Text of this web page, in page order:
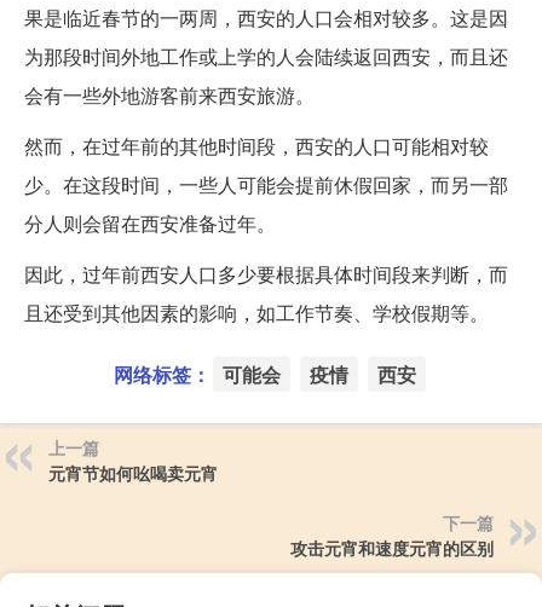
果是临近春节的一两周，西安的人口会相对较多。这是因
为那段时间外地工作或上学的人会陆续返回西安，而且还
会有一些外地游客前来西安旅游。
然而，在过年前的其他时间段，西安的人口可能相对较
少。在这段时间，一些人可能会提前休假回家，而另一部
分人则会留在西安准备过年。
因此，过年前西安人口多少要根据具体时间段来判断，而
且还受到其他因素的影响，如工作节奏、学校假期等。
网络标签： 可能会 疫情 西安
上一篇
元宵节如何吆喝卖元宵
下一篇
攻击元宵和速度元宵的区别